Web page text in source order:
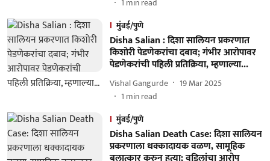
मुंबई/पुणे
Disha Salian : दिशा सालियन प्रकरणात
किशोरी पेडणेकरांचा दबाव; गंभीर आरोपावर
पेडणेकरांची पहिली प्रतिक्रिया, म्हणाल्या...
Vishal Gangurde
19 Mar 2025
1 min read
मुंबई/पुणे
Disha Salian Death Case: दिशा सालियन
प्रकरणाला धक्कादायक वळण, सामूहिक